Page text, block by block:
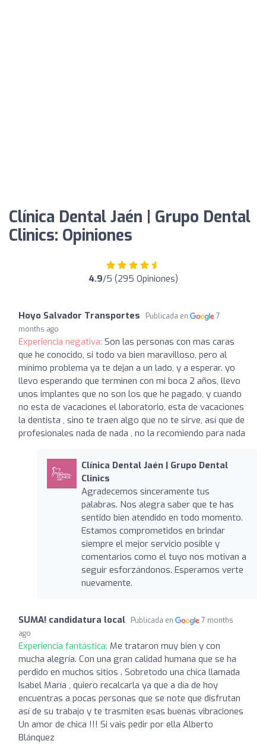
Clínica Dental Jaén | Grupo Dental
Clinics: Opiniones
4.9/5 (295 Opiniones)
Hoyo Salvador Transportes Publicada en
7
months ago
Experiencia negativa: Son las personas con mas caras
que he conocido, si todo va bien maravilloso, pero al
mínimo problema ya te dejan a un lado, y a esperar. yo
llevo esperando que terminen con mi boca 2 años, llevo
unos implantes que no son los que he pagado, y cuando
no esta de vacaciones el laboratorio, esta de vacaciones
la dentista , sino te traen algo que no te sirve, así que de
profesionales nada de nada , no la recomiendo para nada
Clínica Dental Jaén | Grupo Dental
Clinics
Agradecemos sinceramente tus
palabras. Nos alegra saber que te has
sentido bien atendido en todo momento.
Estamos comprometidos en brindar
siempre el mejor servicio posible y
comentarios como el tuyo nos motivan a
seguir esforzándonos. Esperamos verte
nuevamente.
SUMA! candidatura local Publicada en
7 months
ago
Experiencia fantástica: Me trataron muy bien y con
mucha alegría. Con una gran calidad humana que se ha
perdido en muchos sitios . Sobretodo una chica llamada
Isabel María , quiero recalcarla ya que a día de hoy
encuentras a pocas personas que se note que disfrutan
así de su trabajo y te trasmiten esas buenas vibraciones
Un amor de chica !!! Si vais pedir por ella Alberto
Blánquez